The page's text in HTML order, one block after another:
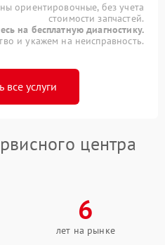
ориентировочные, без учета
стоимости запчастей.
на бесплатную диагностику.
и укажем на неисправность.
все услуги
центра
6
лет на рынке